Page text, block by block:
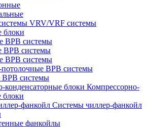
VRV/VRF системы
блоки
ВРВ системы
ВРВ системы
ВРВ системы
ВРВ системы
ВРВ системы
Компрессорно-
блоки
Системы чиллер-фанкойл
фанкойлы